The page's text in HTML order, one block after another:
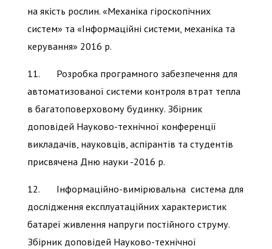
на якість рослин. «Механіка гіроскопічних
систем» та «Інформаційні системи, механіка та
керування» 2016 р.
11. Розробка програмного забезпечення для
автоматизованої системи контроля втрат тепла
в багатоповерховому будинку. Збірник
доповідей Науково-технічної конференції
викладачів, науковців, аспірантів та студентів
присвячена Дню науки -2016 р.
12. Інформаційно-вимірювальна система для
дослідження експлуатаційних характеристик
батареї живлення напруги постійного струму.
Збірник доповідей Науково-технічної